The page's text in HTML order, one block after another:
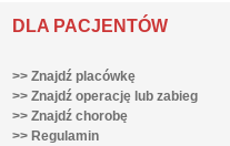
DLA PACJENTÓW
>> Znajdź placówkę
>> Znajdź operację lub zabieg
>> Znajdź chorobę
>> Regulamin